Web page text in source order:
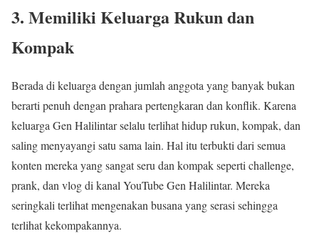
3. Memiliki Keluarga Rukun dan
Kompak
Berada di keluarga dengan jumlah anggota yang banyak bukan
berarti penuh dengan prahara pertengkaran dan konflik. Karena
keluarga Gen Halilintar selalu terlihat hidup rukun, kompak, dan
saling menyayangi satu sama lain. Hal itu terbukti dari semua
konten mereka yang sangat seru dan kompak seperti challenge,
prank, dan vlog di kanal YouTube Gen Halilintar. Mereka
seringkali terlihat mengenakan busana yang serasi sehingga
terlihat kekompakannya.